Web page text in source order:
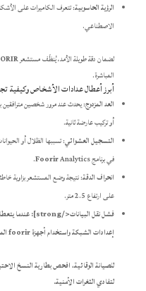
الرؤية الحاسوبية: تتعرف الكاميرات على
الاصطناعي.
لضمان دقة طويلة الأمد، يُنظّف مستشعر
المباشرة.
أبرز أعطال عدادات الأشخاص وكيفية
العد المزدوج: يحدث عند مرور شخصين
أو تركيب عارضة ثانية.
التسجيل العشوائي: تسببها الظلال أو
في برنامج
FoorirAnalytics.
انحراف الدقة: نتيجة وضع المستشعر بزاوية
على ارتفاع 2.5 متر.
إعدادات الشبكة واستخدام أجهزةfoorir
للصيانة الوقائية، افحص بطارية النسخ
لتفادي الثغرات الأمنية.